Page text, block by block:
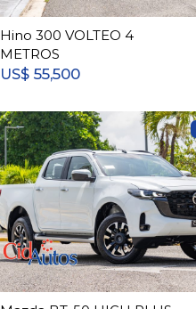
Hino 300 VOLTEO 4
METROS
US$ 55,500